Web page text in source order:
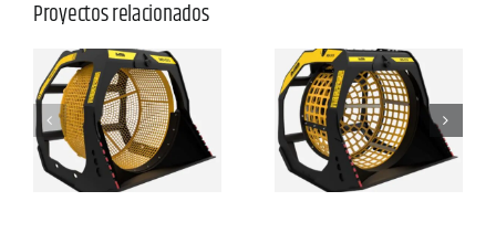
Proyectos relacionados